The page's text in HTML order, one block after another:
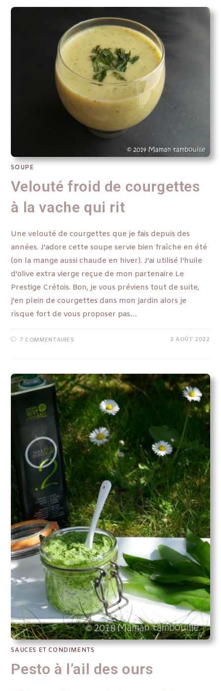
SOUPE
Velouté froid de courgettes
à la vache qui rit
Une velouté de courgettes que je fais depuis des
années. J'adore cette soupe servie bien fraîche en été
(on la mange aussi chaude en hiver). J'ai utilisé l'huile
d'olive extra vierge reçue de mon partenaire Le
Prestige Crétois. Bon, je vous préviens tout de suite,
j'en plein de courgettes dans mon jardin alors je
risque fort de vous proposer pas…
7 COMMENTAIRES 2 AOÛT 2022
SAUCES ET CONDIMENTS
Pesto à l’ail des ours